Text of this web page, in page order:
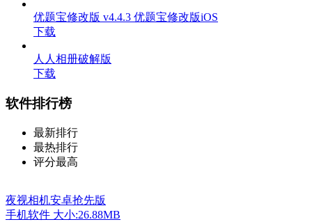
优题宝修改版 v4.4.3 优题宝修改版iOS
下载
人人相册破解版
下载
软件排行榜
最新排行
最热排行
评分最高
夜视相机安卓抢先版
手机软件 大小:26.88MB